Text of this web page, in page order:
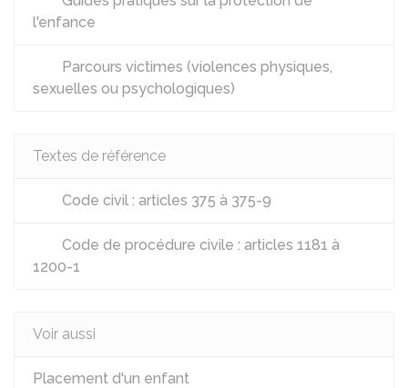
l'enfance
Parcours victimes (violences physiques,
sexuelles ou psychologiques)
Textes de référence
Code civil : articles 375 à 375-9
Code de procédure civile : articles 1181 à
1200-1
Voir aussi
Placement d'un enfant